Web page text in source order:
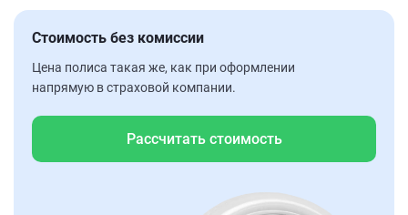
Стоимость без комиссии
Цена полиса такая же, как при оформлении
напрямую в страховой компании.
Рассчитать стоимость